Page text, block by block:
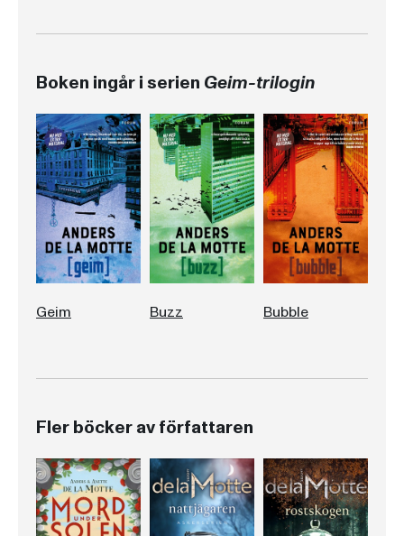
Boken ingår i serien Geim-trilogin
Geim Buzz Bubble
Fler böcker av författaren